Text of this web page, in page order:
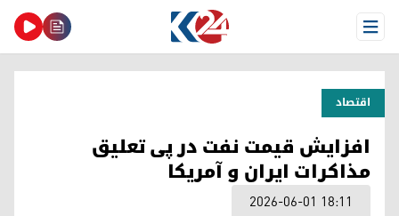
Open Menu
اقتصاد
افزایش قیمت نفت در پی تعلیق
مذاکرات ایران و آمریکا
2026-06-01 18:11